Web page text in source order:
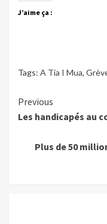
J’aime ça :
Tags: A Tia I Mua,
Continue
Reading
Previous
Les handicapés au
Plus de 50